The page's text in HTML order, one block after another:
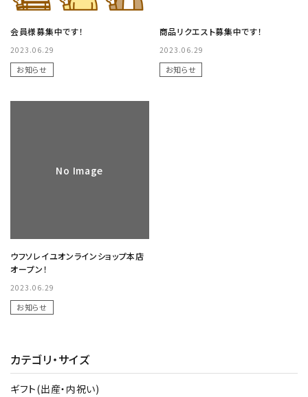
プライバシーポリシー
会員様募集中です！
2023.06.29
お知らせ
商品リクエスト募集中です！
2023.06.29
お知らせ
No Image
ウフソレイユオンラインショップ本店
オープン！
2023.06.29
お知らせ
カテゴリ・サイズ
ギフト(出産・内祝い)